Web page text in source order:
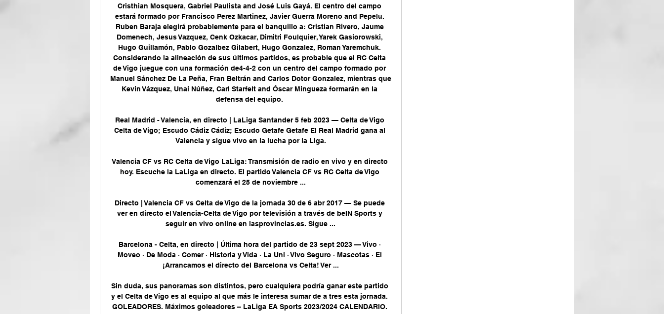
Cristhian Mosquera, Gabriel Paulista and José Luis Gayá. El centro del campo
estará formado por Francisco Perez Martinez, Javier Guerra Moreno and Pepelu.
Ruben Baraja elegirá probablemente para el banquillo a: Cristian Rivero, Jaume
Domenech, Jesus Vazquez, Cenk Ozkacar, Dimitri Foulquier, Yarek Gasiorowski,
Hugo Guillamón, Pablo Gozalbez Gilabert, Hugo Gonzalez, Roman Yaremchuk.
Considerando la alineación de sus últimos partidos, es probable que el RC Celta
de Vigo juegue con una formación de4-4-2 con un centro del campo formado por
Manuel Sánchez De La Peña, Fran Beltrán and Carlos Dotor Gonzalez, mientras que
Kevin Vázquez, Unai Núñez, Carl Starfelt and Óscar Mingueza formarán en la
defensa del equipo.
Real Madrid - Valencia, en directo | LaLiga Santander 5 feb 2023 — Celta de Vigo
Celta de Vigo; Escudo Cádiz Cádiz; Escudo Getafe Getafe El Real Madrid gana al
Valencia y sigue vivo en la lucha por la Liga.
Valencia CF vs RC Celta de Vigo LaLiga: Transmisión de radio en vivo y en directo
hoy. Escuche la LaLiga en directo. El partido Valencia CF vs RC Celta de Vigo
comenzará el 25 de noviembre ...
Directo | Valencia CF vs Celta de Vigo de la jornada 30 de 6 abr 2017 — Se puede
ver en directo el Valencia-Celta de Vigo por televisión a través de beIN Sports y
seguir en vivo online en lasprovincias.es. Sigue ...
Barcelona - Celta, en directo | Última hora del partido de 23 sept 2023 — Vivo ·
Moveo · De Moda · Comer · Historia y Vida · La Uni · Vivo Seguro · Mascotas · El
¡Arrancamos el directo del Barcelona vs Celta! Ver ...
Sin duda, sus panoramas son distintos, pero cualquiera podría ganar este partido
y el Celta de Vigo es al equipo al que más le interesa sumar de a tres esta jornada.
GOLEADORES. Máximos goleadores – LaLiga EA Sports 2023/2024 CALENDARIO.